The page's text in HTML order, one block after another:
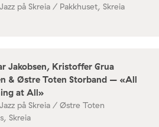
Jazz på Skreia / Pakkhuset, Skreia
Jakobsen, Kristoffer Grua
& Østre Toten Storband – «All
at All»
Jazz på Skreia / Østre Toten
Skreia